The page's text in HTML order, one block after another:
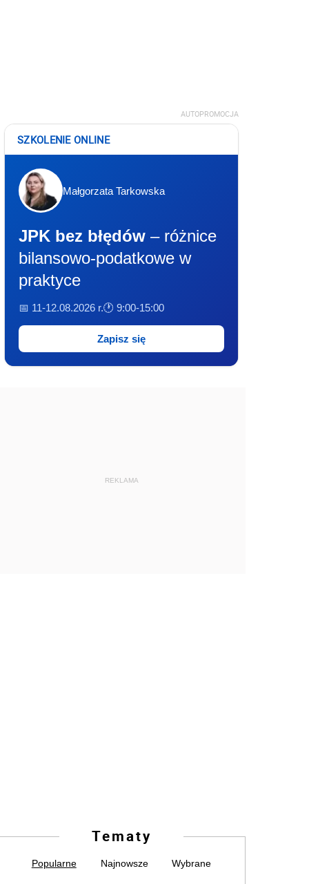
AUTOPROMOCJA
SZKOLENIE ONLINE
Małgorzata Tarkowska
JPK bez błędów – różnice
bilansowo-podatkowe w
praktyce
📅 11-12.08.2026 r.🕐 9:00-15:00
Zapisz się
REKLAMA
Tematy
Popularne Najnowsze Wybrane